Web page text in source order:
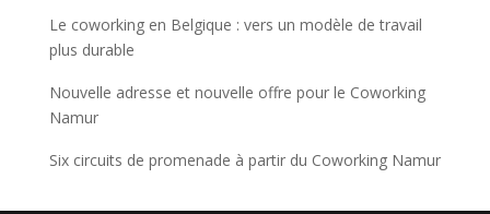
Le coworking en Belgique : vers un modèle de travail
plus durable
Nouvelle adresse et nouvelle offre pour le Coworking
Namur
Six circuits de promenade à partir du Coworking Namur